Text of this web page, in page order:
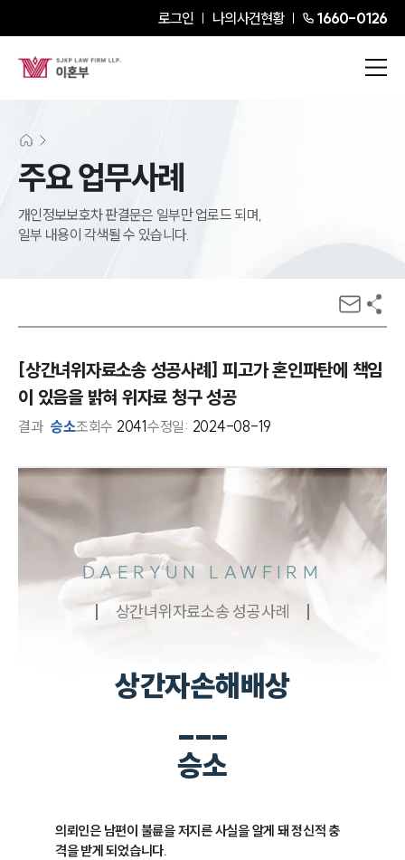
로그인 나의사건현황 1660-0126
주요 업무사례
개인정보보호차 판결문은 일부만 업로드 되며,
일부 내용이 각색될 수 있습니다.
[상간녀위자료소송 성공사례] 피고가 혼인파탄에 책임
이 있음을 밝혀 위자료 청구 성공
결과 승소조회수 2041수정일: 2024-08-19
DAERYUN LAWFIRM
상간녀위자료소송 성공사례
상간자손해배상
___
승소
의뢰인은 남편이 불륜을 저지른 사실을 알게 돼 정신적 충
격을 받게 되었습니다.